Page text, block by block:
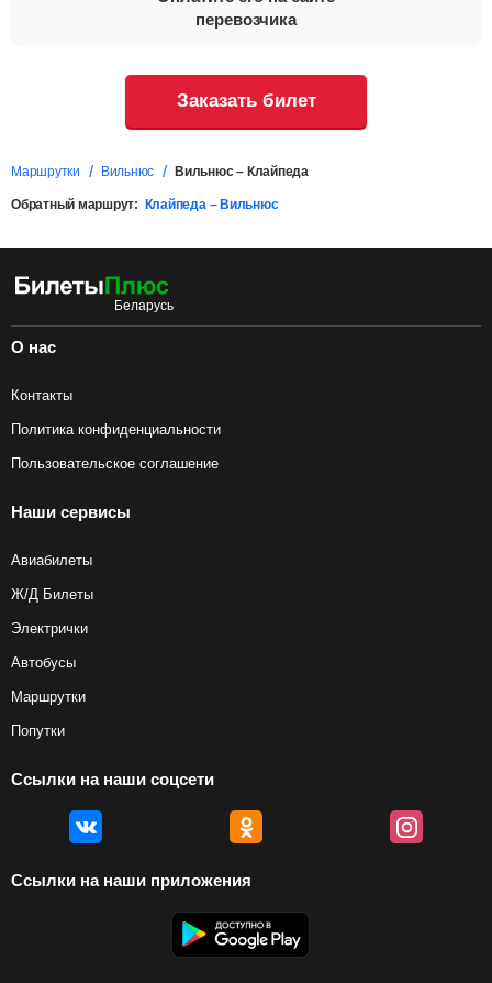
перевозчика
Заказать билет
Маршрутки Вильнюс Вильнюс – Клайпеда
Обратный маршрут: Клайпеда – Вильнюс
О нас
Контакты
Политика конфиденциальности
Пользовательское соглашение
Наши сервисы
Авиабилеты
Ж/Д Билеты
Электрички
Автобусы
Маршрутки
Попутки
Ссылки на наши соцсети
Ссылки на наши приложения